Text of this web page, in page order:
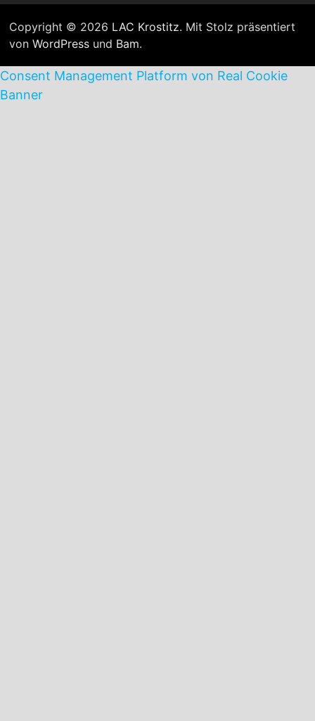
Copyright © 2026 LAC Krostitz. Mit Stolz präsentiert
von WordPressund Bam.
Consent Management Platform von Real Cookie
Banner